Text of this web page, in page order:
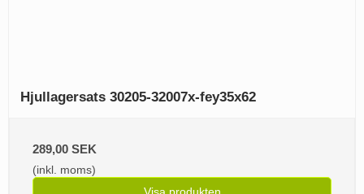
Hjullagersats 30205-32007x-fey35x62
289,00 SEK
(inkl. moms)
Visa produkten